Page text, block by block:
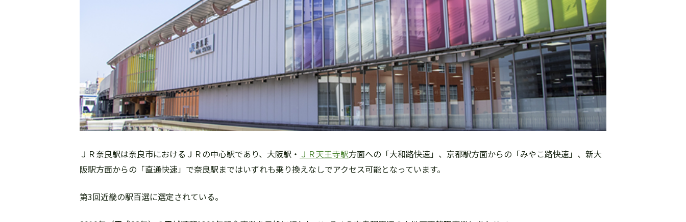
ＪＲ奈良駅は奈良市におけるＪＲの中心駅であり、大阪駅・ ＪＲ天王寺駅方面への「大和路快速」、京都駅方面からの「みやこ路快速」、新大
阪駅方面からの「直通快速」で奈良駅まではいずれも乗り換えなしでアクセス可能となっています。
第3回近畿の駅百選に選定されている。